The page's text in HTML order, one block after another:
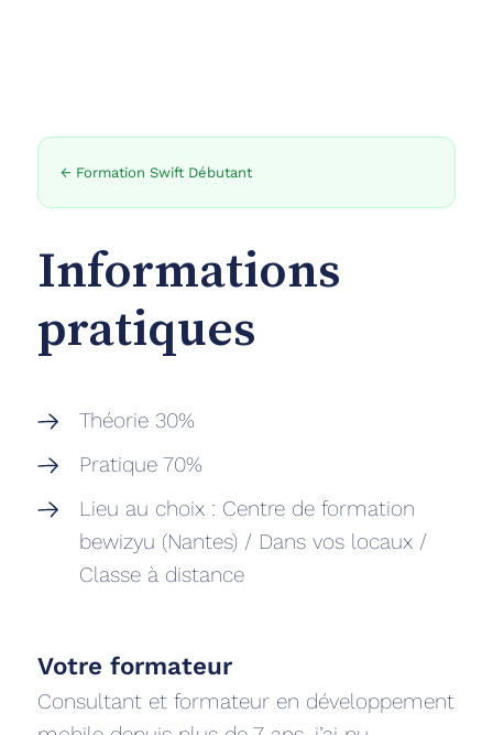
← Formation Swift Débutant
Informations
pratiques
‍Théorie 30%
Pratique 70%
Lieu au choix : Centre de formation
bewizyu (Nantes) / Dans vos locaux /
Classe à distance
Votre formateur‍
Consultant et formateur en développement